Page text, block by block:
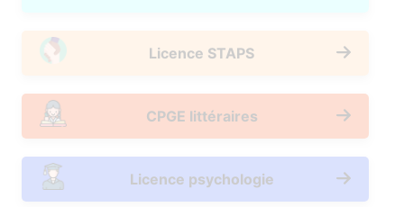
Licence STAPS
CPGE littéraires
Licence psychologie